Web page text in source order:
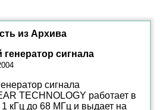
из Архива
сигнала
сигнала
TECHNOLOGY работает в
1 кГц до 68 МГц и выдает на